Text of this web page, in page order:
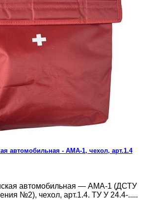
автомобильная - АМА-1, чехол, арт.1.4
автомобильная ― АМА-1 (ДСТУ
№2), чехол, арт.1.4. ТУ У 24.4-.....